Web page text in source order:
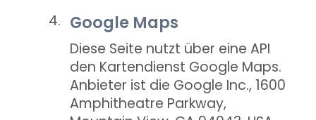
Google Maps
Diese Seite nutzt über eine API
den Kartendienst Google Maps.
Anbieter ist die Google Inc., 1600
Amphitheatre Parkway,